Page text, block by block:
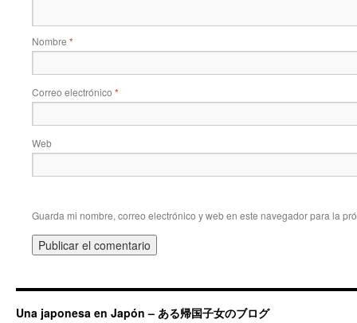
Nombre *
Correo electrónico *
Web
Guarda mi nombre, correo electrónico y web en este navegador para la
Una japonesa en Japón – ある帰国子女のブログ